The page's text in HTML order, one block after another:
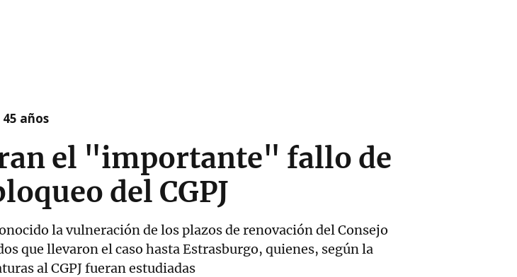
años
el "importante" fallo de
del CGPJ
la vulneración de los plazos de renovación del Consejo
que llevaron el caso hasta Estrasburgo, quienes, según la
al CGPJ fueran estudiadas